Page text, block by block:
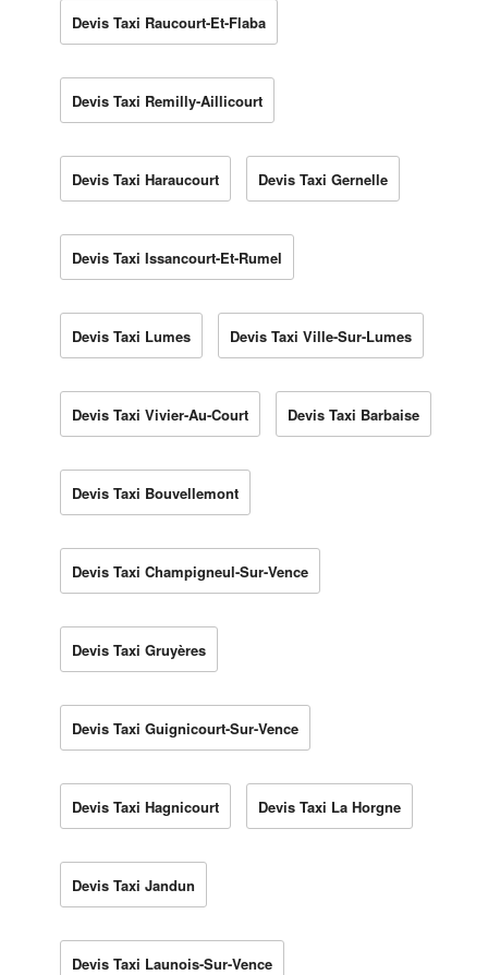
Devis Taxi Raucourt-Et-Flaba
Devis Taxi Remilly-Aillicourt
Devis Taxi Haraucourt Devis Taxi Gernelle
Devis Taxi Issancourt-Et-Rumel
Devis Taxi Lumes Devis Taxi Ville-Sur-Lumes
Devis Taxi Vivier-Au-Court Devis Taxi Barbaise
Devis Taxi Bouvellemont
Devis Taxi Champigneul-Sur-Vence
Devis Taxi Gruyères
Devis Taxi Guignicourt-Sur-Vence
Devis Taxi Hagnicourt Devis Taxi La Horgne
Devis Taxi Jandun
Devis Taxi Launois-Sur-Vence